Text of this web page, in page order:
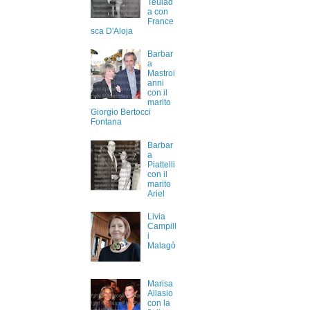
Teulad
a con
France
sca D'Aloja
Barbar
a
Mastroi
anni
con il
marito
Giorgio Bertocci
Fontana
Barbar
a
Piattelli
con il
marito
Ariel
Livia
Campill
i
Malagò
Marisa
Allasio
con la